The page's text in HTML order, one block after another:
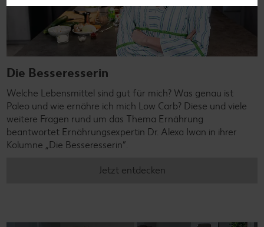
Die Besseresserin
Welche Lebensmittel sind gut für mich? Was genau ist
Paleo und wie ernähre ich mich Low Carb? Diese und viele
weitere Fragen rund um das Thema Ernährung
beantwortet Ernährungsexpertin Dr. Alexa Iwan in ihrer
Kolumne „Die Besseresserin”.
Jetzt entdecken